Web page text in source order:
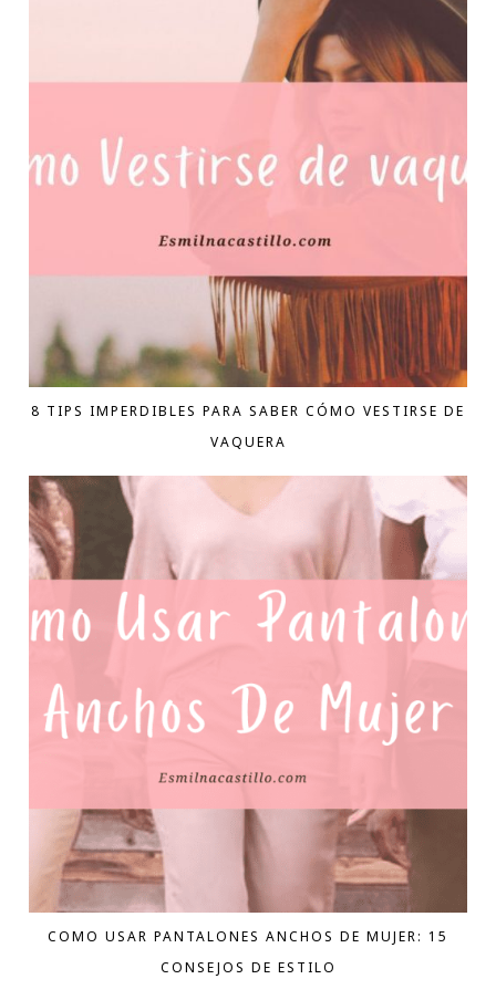
8 TIPS IMPERDIBLES PARA SABER CÓMO VESTIRSE DE
VAQUERA
COMO USAR PANTALONES ANCHOS DE MUJER: 15
CONSEJOS DE ESTILO